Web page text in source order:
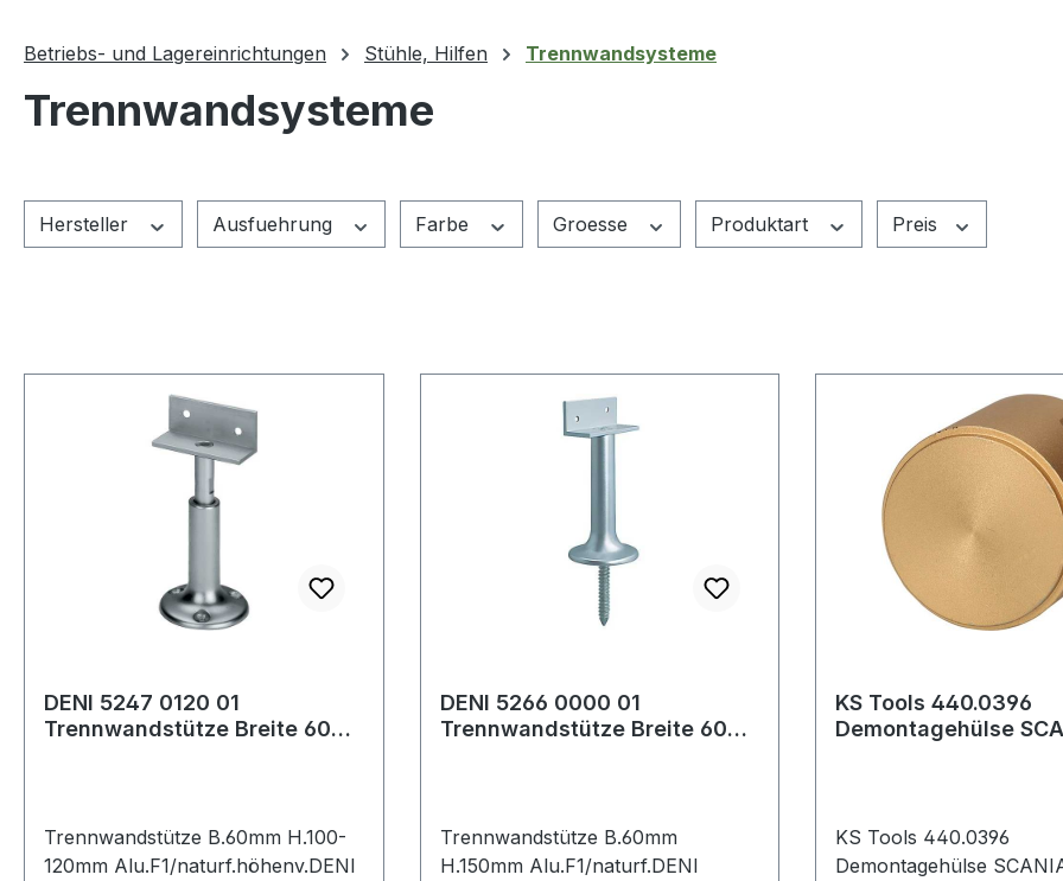
Betriebs- und Lagereinrichtungen Stühle, Hilfen Trennwandsysteme
Trennwandsysteme
Hersteller Ausfuehrung Farbe Groesse Produktart Preis
DENI 5247 0120 01
Trennwandstütze Breite 60
Trennwandstütze B.60mm H.100-
120mm Alu.F1/naturf.höhenv.DENI
DENI 5266 0000 01
Trennwandstütze Breite 60
Trennwandstütze B.60mm
H.150mm Alu.F1/naturf.DENI
KS Tools 440.0396
Demontagehülse
KS Tools 440.0396
Demontagehülse SCANIA